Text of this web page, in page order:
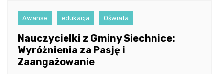
Awanse edukacja Oświata
Nauczycielki z Gminy Siechnice:
Wyróżnienia za Pasję i
Zaangażowanie